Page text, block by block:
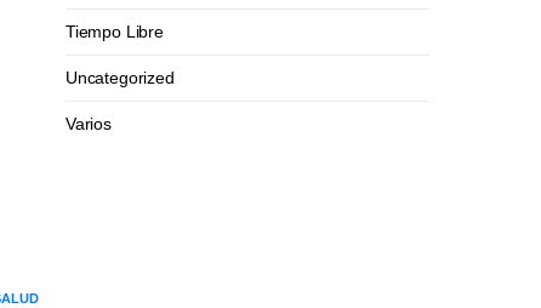
Tiempo Libre
Uncategorized
Varios